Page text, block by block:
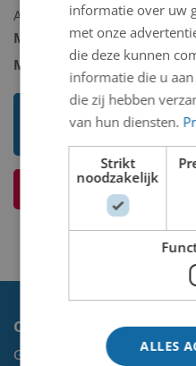
Andere/diversen
Model 2D/3D: 2D binnen
Materiaal 2D/3D diverse:
Toon mij meer werken van
Ik weet meer over dit
Contact
Gemeente Velsen
informatie over uw
met onze
die deze kunnen
informatie die u
die zij hebben
van hun diensten.
Strikt
noodzakelijk
ALLES